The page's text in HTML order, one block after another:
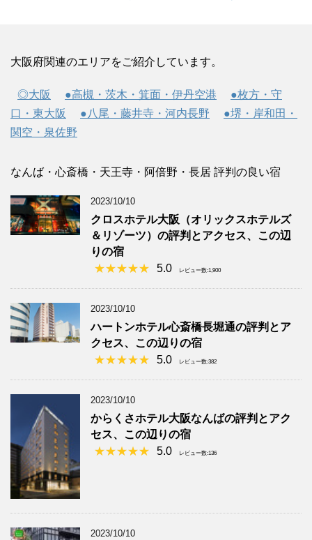
大阪府関連のエリアをご紹介しています。
◎大阪 ●高槻・茨木・箕面・伊丹空港
●枚方・守
口・東大阪
●八尾・藤井寺・河内長野
●堺・岸和田・
関空・泉佐野
なんば・心斎橋・天王寺・阿倍野・長居 評判の良い宿
2023/10/10
クロスホテル大阪（オリックスホテルズ
＆リゾーツ）の評判とアクセス、この辺
りの宿
5.0
レビュー数:1,900
2023/10/10
ハートンホテル心斎橋長堀通の評判とア
クセス、この辺りの宿
5.0
レビュー数:382
2023/10/10
からくさホテル大阪なんばの評判とアク
セス、この辺りの宿
5.0
レビュー数:136
2023/10/10